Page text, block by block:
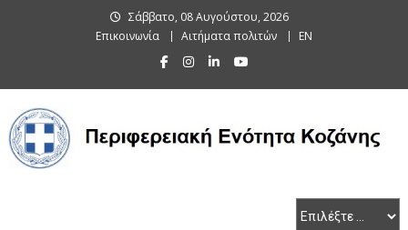
Σάββατο, 08 Αυγούστου, 2026
Επικοινωνία
Αιτήματα πολιτών EN